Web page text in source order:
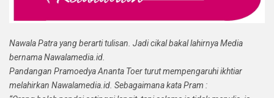
Nawala Patra yang berarti tulisan. Jadi cikal bakal lahirnya Media
bernama Nawalamedia.id.
Pandangan Pramoedya Ananta Toer turut mempengaruhi ikhtiar
melahirkan Nawalamedia.id. Sebagaimana kata Pram :